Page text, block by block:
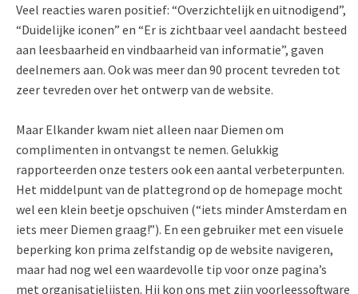
Veel reacties waren positief: “Overzichtelijk en uitnodigend”,
“Duidelijke iconen” en “Er is zichtbaar veel aandacht besteed
aan leesbaarheid en vindbaarheid van informatie”, gaven
deelnemers aan. Ook was meer dan 90 procent tevreden tot
zeer tevreden over het ontwerp van de website.
Maar Elkander kwam niet alleen naar Diemen om
complimenten in ontvangst te nemen. Gelukkig
rapporteerden onze testers ook een aantal verbeterpunten.
Het middelpunt van de plattegrond op de homepage mocht
wel een klein beetje opschuiven (“iets minder Amsterdam en
iets meer Diemen graag!”). En een gebruiker met een visuele
beperking kon prima zelfstandig op de website navigeren,
maar had nog wel een waardevolle tip voor onze pagina’s
met organisatielijsten. Hij kon ons met zijn voorleessoftware